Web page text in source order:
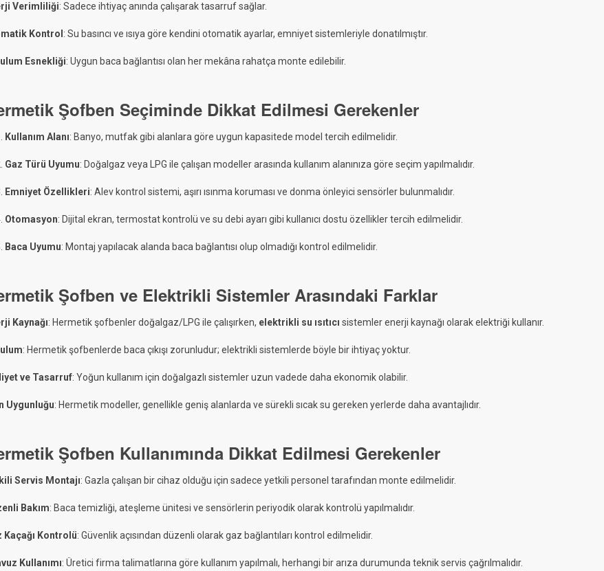
Verimliliği: Sadece ihtiyaç anında çalışarak tasarruf sağlar.
Kontrol : Su basıncı ve ısıya göre kendini otomatik ayarlar, emniyet sistemleriyle donatılmıştır.
Esnekliği: Uygun baca bağlantısı olan her mekâna rahatça monte edilebilir.
Şofben Seçiminde Dikkat Edilmesi Gerekenler
Kullanım Alanı: Banyo, mutfak gibi alanlara göre uygun kapasitede model tercih edilmelidir.
Gaz Türü Uyumu: Doğalgaz veya LPG ile çalışan modeller arasında kullanım alanınıza göre seçim yapılmalıdır.
Emniyet Özellikleri: Alev kontrol sistemi, aşırı ısınma koruması ve donma önleyici sensörler bulunmalıdır.
Otomasyon: Dijital ekran, termostat kontrolü ve su debi ayarı gibi kullanıcı dostu özellikler tercih edilmelidir.
Baca Uyumu: Montaj yapılacak alanda baca bağlantısı olup olmadığı kontrol edilmelidir.
Şofben ve Elektrikli Sistemler Arasındaki Farklar
Kaynağı: Hermetik şofbenler doğalgaz/LPG ile çalışırken, elektrikli su ısıtıcı sistemler enerji kaynağı olarak elektriği kullanır.
: Hermetik şofbenlerde baca çıkışı zorunludur; elektrikli sistemlerde böyle bir ihtiyaç yoktur.
ve Tasarruf: Yoğun kullanım için doğalgazlı sistemler uzun vadede daha ekonomik olabilir.
Uygunluğu: Hermetik modeller, genellikle geniş alanlarda ve sürekli sıcak su gereken yerlerde daha avantajlıdır.
Şofben Kullanımında Dikkat Edilmesi Gerekenler
Servis Montajı: Gazla çalışan bir cihaz olduğu için sadece yetkili personel tarafından monte edilmelidir.
Bakım: Baca temizliği, ateşleme ünitesi ve sensörlerin periyodik olarak kontrolü yapılmalıdır.
Kaçağı Kontrolü: Güvenlik açısından düzenli olarak gaz bağlantıları kontrol edilmelidir.
Kullanımı: Üretici firma talimatlarına göre kullanım yapılmalı, herhangi bir arıza durumunda teknik servis çağrılmalıdır.